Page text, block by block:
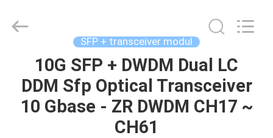
RUMAH
PRODUK
Technology
Co.,Ltd..
SFP + transceiver modul
10G SFP + DWDM Dual LC
DDM Sfp Optical Transceiver
10 Gbase - ZR DWDM CH17 ~
CH61